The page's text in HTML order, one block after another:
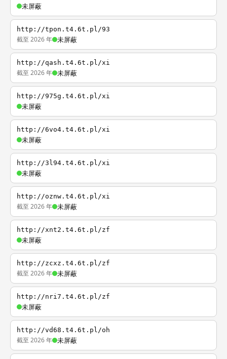
未屏蔽
http://tpon.t4.6t.pl/93
截至 2026 年 未屏蔽
http://qash.t4.6t.pl/xi
截至 2026 年 未屏蔽
http://975g.t4.6t.pl/xi
未屏蔽
http://6vo4.t4.6t.pl/xi
未屏蔽
http://3l94.t4.6t.pl/xi
未屏蔽
http://oznw.t4.6t.pl/xi
截至 2026 年 未屏蔽
http://xnt2.t4.6t.pl/zf
未屏蔽
http://zcxz.t4.6t.pl/zf
截至 2026 年 未屏蔽
http://nri7.t4.6t.pl/zf
未屏蔽
http://vd68.t4.6t.pl/oh
截至 2026 年 未屏蔽